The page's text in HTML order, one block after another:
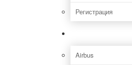
Регистрация
Airbus